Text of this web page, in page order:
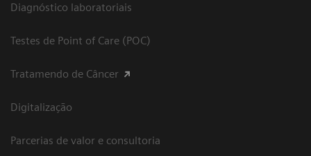
Diagnóstico laboratoriais
Testes de Point of Care (POC)
Tratamendo de Câncer
Digitalização
Parcerias de valor e consultoria